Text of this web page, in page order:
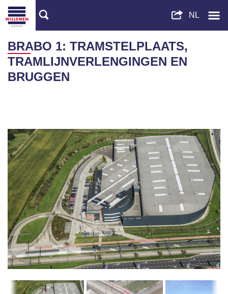
BRABO 1: TRAMSTELPLAATS,
TRAMLIJNVERLENGINGEN EN
BRUGGEN